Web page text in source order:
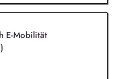
maßgeschneiderter
Erstellung, Präsentation
Ganzheitliche
bis zum
Umsetzung von
E-Mobilität